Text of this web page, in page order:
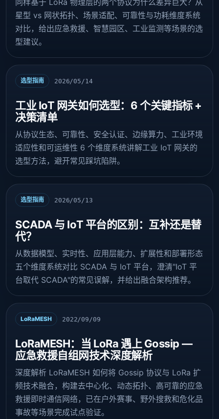
同样基于 LoRa 物理层的两个协议为什么差异巨大？从
星型 vs 网状拓扑、场景适配、可靠性与功耗维度系统
对比，给出应急救援、智慧园区、工业监测等场景的选
型建议。
选型指南 2026/05/14
工业 IoT 网关如何选型：6 个关键指标 +
决策清单
从协议生态、可靠性、安全认证、边缘算力、工业环境
适应性和可运维性 6 个维度系统讲解工业 IoT 网关的
选型方法，避开常见踩坑陷阱。
选型指南 2026/05/13
SCADA 与 IoT 平台的区别：互补还是替
代？
从数据模型、实时性、应用层能力、扩展性和部署形态
五个维度系统对比 SCADA 与 IoT 平台，澄清"IoT 平
台取代 SCADA"的常见误解，并给出融合架构推荐。
LoRaMESH 2022/09/09
LoRaMESH：当 LoRa 遇上 Gossip —
应急救援自组网技术深度解析
深度解析 LoRaMESH 如何将 Gossip 协议与 LoRa 扩
频技术融合，构建去中心化、动态拓扑、高可靠的应急
救援即时通信网络，已在户外赛事、野外搜救和危化品
事故等场景完成试点验证。